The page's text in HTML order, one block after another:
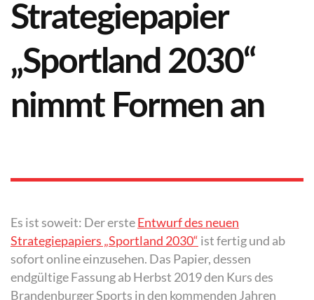
Strategiepapier
„Sportland 2030“
nimmt Formen an
Es ist soweit: Der ersteEntwurf des neuen
Strategiepapiers „Sportland 2030“ ist fertig und ab
sofort online einzusehen. Das Papier, dessen
endgültige Fassung ab Herbst 2019 den Kurs des
Brandenburger Sports in den kommenden Jahren